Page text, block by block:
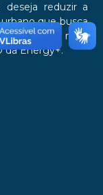
deseja reduzir a
que busca
mais
da Energy+.